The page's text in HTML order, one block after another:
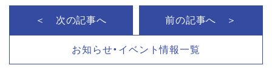
＜ 次の記事へ
お知らせ・イベント情報一覧
前の記事へ ＞